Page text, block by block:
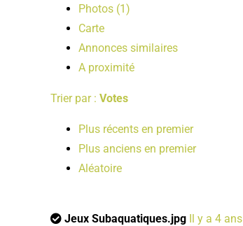
Photos (1)
Carte
Annonces similaires
A proximité
Trier par : Votes
Plus récents en premier
Plus anciens en premier
Aléatoire
Jeux Subaquatiques.jpg Il y a 4 ans